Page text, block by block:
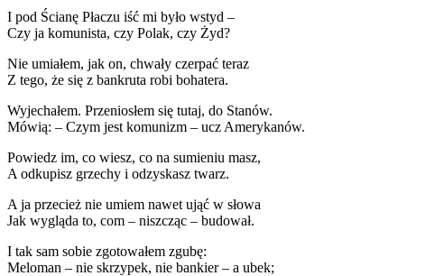
I pod Ścianę Płaczu iść mi było wstyd –
Czy ja komunista, czy Polak, czy Żyd?
Nie umiałem, jak on, chwały czerpać teraz
Z tego, że się z bankruta robi bohatera.
Wyjechałem. Przeniosłem się tutaj, do Stanów.
Mówią: – Czym jest komunizm – ucz Amerykanów.
Powiedz im, co wiesz, co na sumieniu masz,
A odkupisz grzechy i odzyskasz twarz.
A ja przecież nie umiem nawet ująć w słowa
Jak wygląda to, com – niszcząc – budował.
I tak sam sobie zgotowałem zgubę:
Meloman – nie skrzypek, nie bankier – a ubek;